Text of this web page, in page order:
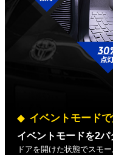
イベントモード
イベントモードを2パ
ドアを開けた状態でスモ